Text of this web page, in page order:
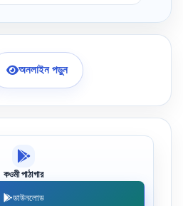
অনলাইন পড়ুন
কওমী পাঠাগার
ডাউনলোড